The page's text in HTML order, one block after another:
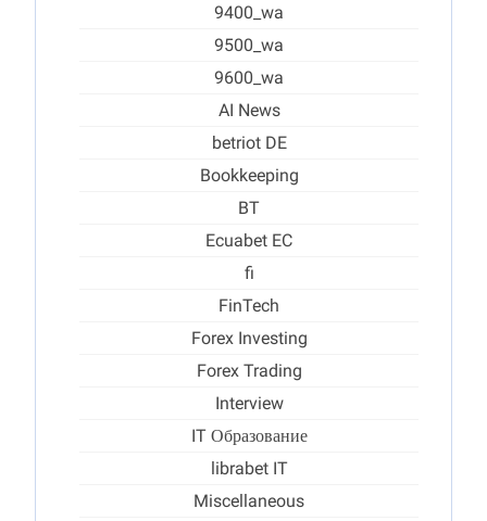
9400_wa
9500_wa
9600_wa
AI News
betriot DE
Bookkeeping
BT
Ecuabet EC
fi
FinTech
Forex Investing
Forex Trading
Interview
IT Образование
librabet IT
Miscellaneous